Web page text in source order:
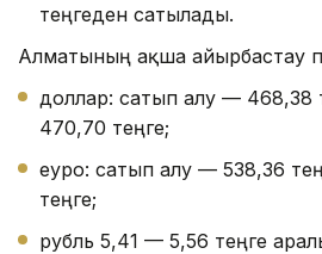
теңгеден сатылады.
Алматының ақша айырбастау
доллар: сатып алу — 468,38
470,70 теңге;
еуро: сатып алу — 538,36
теңге;
рубль 5,41 — 5,56 теңге